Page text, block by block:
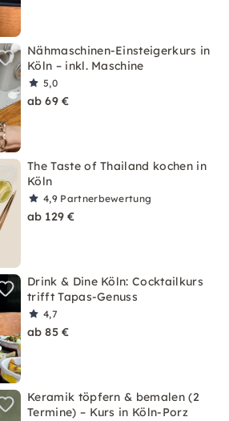
Nähmaschinen-Einsteigerkurs in
Köln – inkl. Maschine
5,0
ab 69 €
The Taste of Thailand kochen in
Köln
4,9 Partnerbewertung
ab 129 €
Drink & Dine Köln: Cocktailkurs
trifft Tapas-Genuss
4,7
ab 85 €
Keramik töpfern & bemalen (2
Termine) – Kurs in Köln-Porz